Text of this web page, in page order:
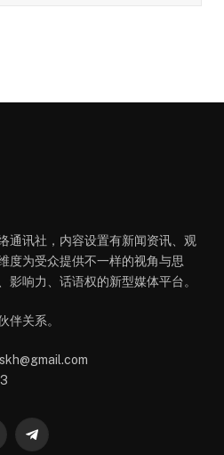
通讯社，内容设置有新闻资讯、观
度为受众提供不一样的视角与思
影响力、话语权的新型媒体平台。
伴关系。
Telegram